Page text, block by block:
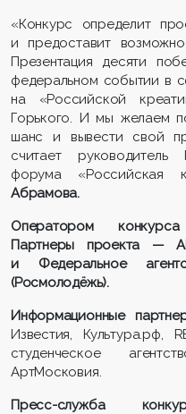
«Конкурс определит
и предоставит
Презентация десяти
федеральном событии в
на «Российской
Горького. И мы желаем
шанс и вывести свой
считает руководитель
форума «Российская
Абрамова.
Оператором конкурса
Партнеры проекта —
и Федеральное
(Росмолодёжь).
Информационные
Известия, Культура.рф,
студенческое
АртМосковия.
Пресс-служба